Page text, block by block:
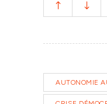
AUTONOMIE